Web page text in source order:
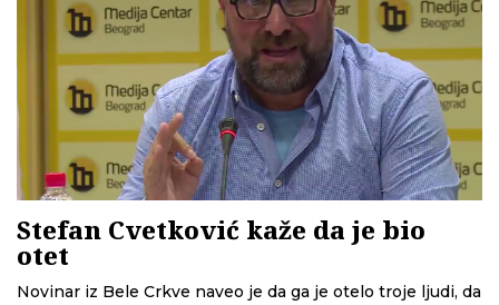
Stefan Cvetković kaže da je bio
otet
Novinar iz Bele Crkve naveo je da ga je otelo troje ljudi, da